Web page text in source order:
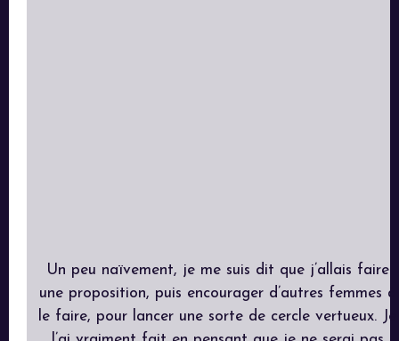
Un peu naïvement, je me suis dit que j’allais faire
une proposition, puis encourager d’autres femmes à
le faire, pour lancer une sorte de cercle vertueux. Je